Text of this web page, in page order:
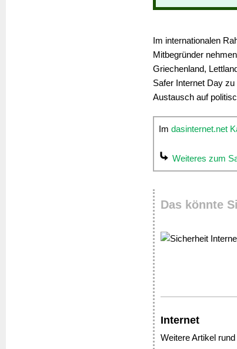
Im internationalen
Mitbegründer
Griechenland,
Safer Internet Day
Austausch auf
Im dasinternet.net
Weiteres zum
Das könnte
Internet
Weitere Artikel